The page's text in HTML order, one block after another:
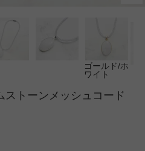
ゴールド/ホ
ワイト
ストーンメッシュコード